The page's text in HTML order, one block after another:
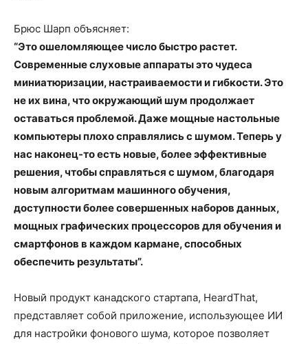
Брюс Шарп объясняет:
“Это ошеломляющее число быстро растет.
Современные слуховые аппараты это чудеса
миниатюризации, настраиваемости и гибкости. Это
не их вина, что окружающий шум продолжает
оставаться проблемой. Даже мощные настольные
компьютеры плохо справлялись с шумом. Теперь у
нас наконец-то есть новые, более эффективные
решения, чтобы справляться с шумом, благодаря
новым алгоритмам машинного обучения,
доступности более совершенных наборов данных,
мощных графических процессоров для обучения и
смартфонов в каждом кармане, способных
обеспечить результаты”.
Новый продукт канадского стартапа, HeardThat,
представляет собой приложение, использующее ИИ
для настройки фонового шума, которое позволяет